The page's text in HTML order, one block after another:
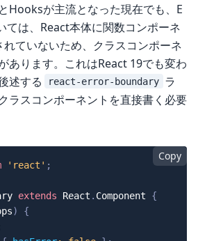
Hooksが主流となった現在でも、E
は、React本体に関数コンポーネ
れていないため、クラスコンポーネ
あります。これはReact 19でも変わ
述する
react-error-boundary ラ
ラスコンポーネントを直接書く必要
Copy
'react' ;
extends React . Component
{
)
{